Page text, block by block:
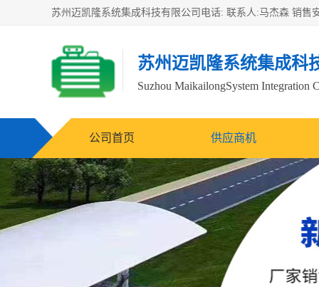
苏州迈凯隆系统集成科
Suzhou MaikailongSystem Integration
公司首页 供应商机